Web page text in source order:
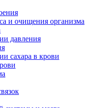
и очищения организма
давления
сахара в крови